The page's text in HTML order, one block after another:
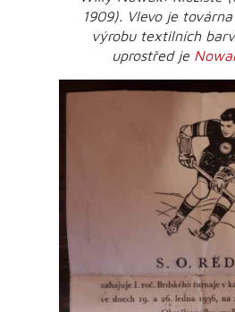
1909). Vlevo je
výrobu textilních
uprostřed je